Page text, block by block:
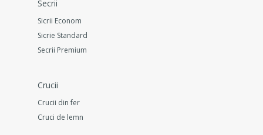
Secrii
Sicrii Econom
Sicrie Standard
Secrii Premium
Crucii
Crucii din fer
Cruci de lemn